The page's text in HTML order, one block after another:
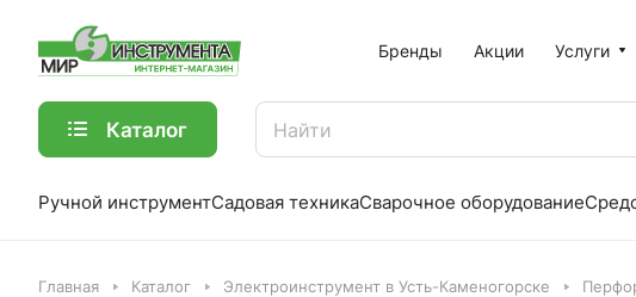
Бренды Акции Услуги
Каталог
Ручной инструментСадовая техникаСварочное оборудование
Главная Каталог Электроинструмент в Усть-Каменогорске